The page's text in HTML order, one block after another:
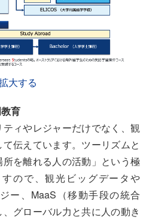
大する
育
ィやレジャーだけでなく、観
伝えています。ツーリズムと
を離れる人の活動」という極
ので、観光ビッグデータや
ー、MaaS（移動手段の統合
グローバル力と共に人の動き